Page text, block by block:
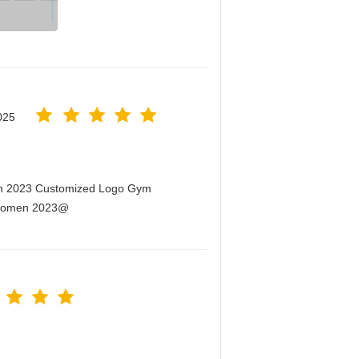
2023 Customized Logo Gym
2023@